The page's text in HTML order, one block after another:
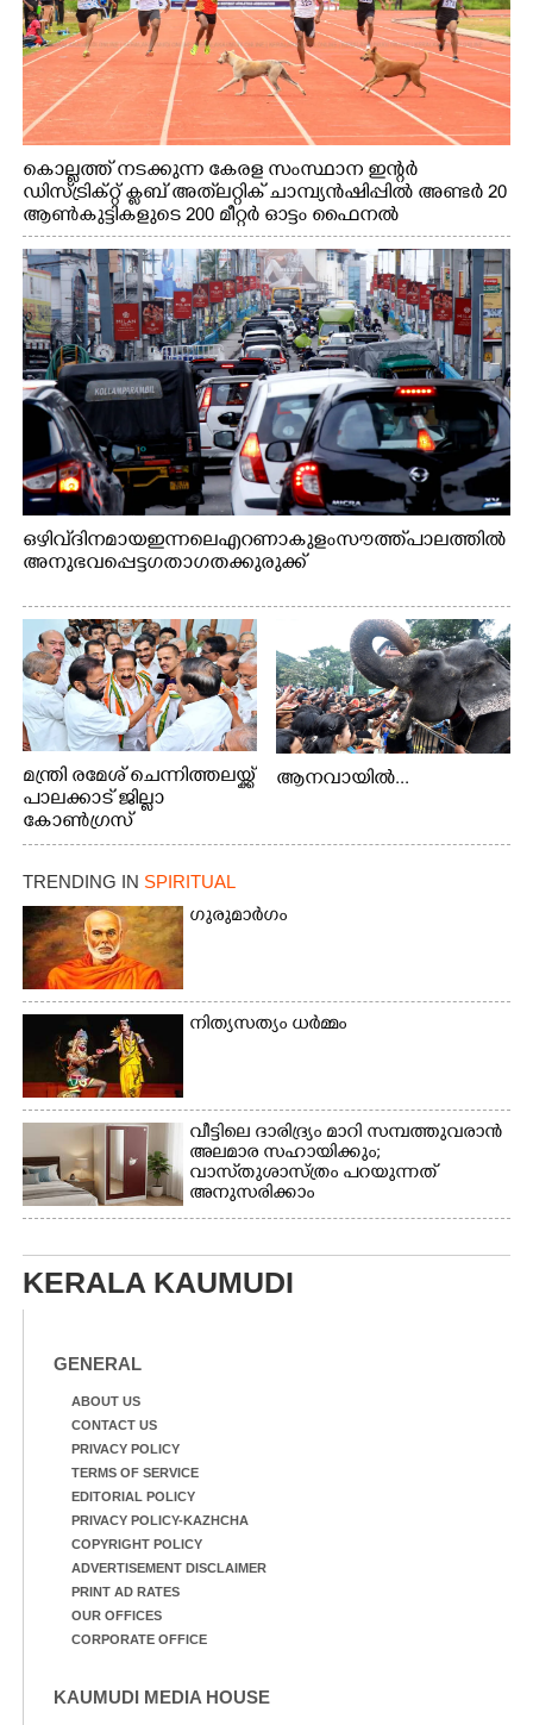
കൊല്ലത്ത് നടക്കുന്ന കേരള സംസ്ഥാന ഇന്റർ
ഡിസ്ട്രിക്റ്റ് ക്ലബ് അത്‌ലറ്റിക് ചാമ്പ്യൻഷിപ്പിൽ അണ്ടർ 20
ആൺകുട്ടികളുടെ 200 മീറ്റർ ഓട്ടം ഫൈനൽ
മത്സരത്തിനിടെ സിന്തറ്റിക് ട്രാക്കിന് കുറുകെ ഓടുന്ന
നായകൾ.
ഒഴിവ് ദിനമായ ഇന്നലെ എറണാകുളം സൗത്ത് പാലത്തിൽ
അനുഭവപ്പെട്ട ഗതാഗതക്കുരുക്ക്
മന്ത്രി രമേശ് ചെന്നിത്തലയ്ക്ക്
പാലക്കാട് ജില്ലാ
കോൺഗ്രസ്
ആനവായിൽ...
TRENDING IN SPIRITUAL
ഗുരുമാർഗം
നിത്യസത്യം ധർമ്മം
വീട്ടിലെ ദാരിദ്ര്യം മാറി സമ്പത്തുവരാൻ
അലമാര സഹായിക്കും;
വാസ്‌തുശാസ്ത്രം പറയുന്നത്
അനുസരിക്കാം
KERALA KAUMUDI
GENERAL
ABOUT US
CONTACT US
PRIVACY POLICY
TERMS OF SERVICE
EDITORIAL POLICY
PRIVACY POLICY-KAZHCHA
COPYRIGHT POLICY
ADVERTISEMENT DISCLAIMER
PRINT AD RATES
OUR OFFICES
CORPORATE OFFICE
KAUMUDI MEDIA HOUSE